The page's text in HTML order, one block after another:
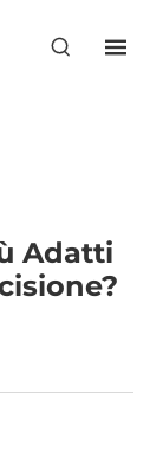
Adatti